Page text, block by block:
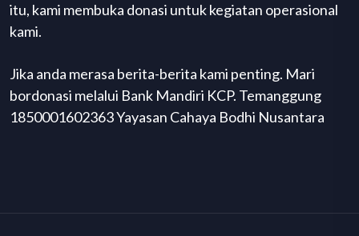
itu, kami membuka donasi untuk kegiatan operasional
kami.
Jika anda merasa berita-berita kami penting. Mari
bordonasi melalui Bank Mandiri KCP. Temanggung
1850001602363 Yayasan Cahaya Bodhi Nusantara